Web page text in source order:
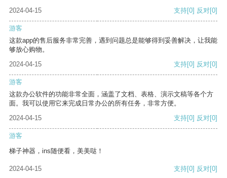
2024-04-15 支持[0] 反对[0]
游客
这款app的售后服务非常完善，遇到问题总是能够得到妥善解决，让我能
够放心购物。
2024-04-15
支持[0] 反对[0]
游客
这款办公软件的功能非常全面，涵盖了文档、表格、演示文稿等各个方
面。我可以使用它来完成日常办公的所有任务，非常方便。
2024-04-15
支持[0] 反对[0]
游客
梯子神器，ins随便看，美美哒！
2024-04-15 支持[0] 反对[0]